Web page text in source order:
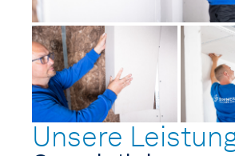
Unsere